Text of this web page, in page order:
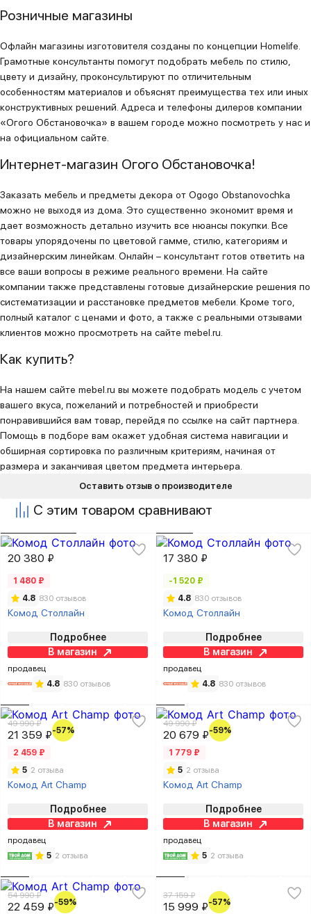
Оставить отзыв о производителе
Розничные магазины
Офлайн магазины изготовителя созданы по концепции Homelife.
Грамотные консультанты помогут подобрать мебель по стилю,
цвету и дизайну, проконсультируют по отличительным
особенностям материалов и объяснят преимущества тех или иных
конструктивных решений. Адреса и телефоны дилеров компании
«Огого Обстановочка» в вашем городе можно посмотреть у нас и
на официальном сайте.
Интернет-магазин Огого Обстановочка!
Заказать мебель и предметы декора от Ogogo Obstanovochka
можно не выходя из дома. Это существенно экономит время и
дает возможность детально изучить все нюансы покупки. Все
товары упорядочены по цветовой гамме, стилю, категориям и
дизайнерским линейкам. Онлайн – консультант готов ответить на
все ваши вопросы в режиме реального времени. На сайте
компании также представлены готовые дизайнерские решения по
систематизации и расстановке предметов мебели. Кроме того,
полный каталог с ценами и фото, а также с реальными отзывами
клиентов можно просмотреть на сайте mebel.ru.
Как купить?
На нашем сайте mebel.ru вы можете подобрать модель с учетом
вашего вкуса, пожеланий и потребностей и приобрести
понравившийся вам товар, перейдя по ссылке на сайт партнера.
Помощь в подборе вам окажет удобная система навигации и
обширная сортировка по различным критериям, начиная от
размера и заканчивая цветом предмета интерьера.
С этим товаром сравнивают
20 380 ₽
1 480 ₽
4.8 830 отзывов
Комод Столлайн
Подробнее
В магазин
продавец
4.8 830 отзывов
17 380 ₽
-1 520 ₽
4.8 830 отзывов
Комод Столлайн
Подробнее
В магазин
продавец
4.8 830 отзывов
49 990 ₽
21 359 ₽-57%
2 459 ₽
5 2 отзыва
Комод Art Champ
Подробнее
В магазин
продавец
5 2 отзыва
49 990 ₽
20 679 ₽-59%
1 779 ₽
5 2 отзыва
Комод Art Champ
Подробнее
В магазин
продавец
5 2 отзыва
54 990 ₽
22 459 ₽-59%
37 159 ₽
15 999 ₽-57%